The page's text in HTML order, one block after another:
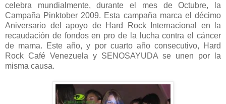
celebra mundialmente, durante el mes de Octubre, la
Campaña Pinktober 2009. Esta campaña marca el décimo
Aniversario del apoyo de Hard Rock Internacional en la
recaudación de fondos en pro de la lucha contra el cáncer
de mama. Este año, y por cuarto año consecutivo, Hard
Rock Café Venezuela y SENOSAYUDA se unen por la
misma causa.